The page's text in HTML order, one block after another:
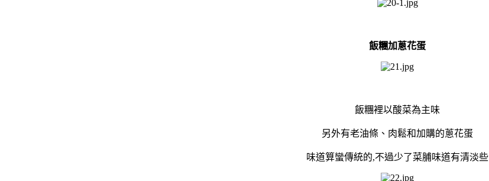
飯糰加蔥花蛋
飯糰裡以酸菜為主味
另外有老油條、肉鬆和加購的蔥花蛋
味道算蠻傳統的,不過少了菜脯味道有清淡些